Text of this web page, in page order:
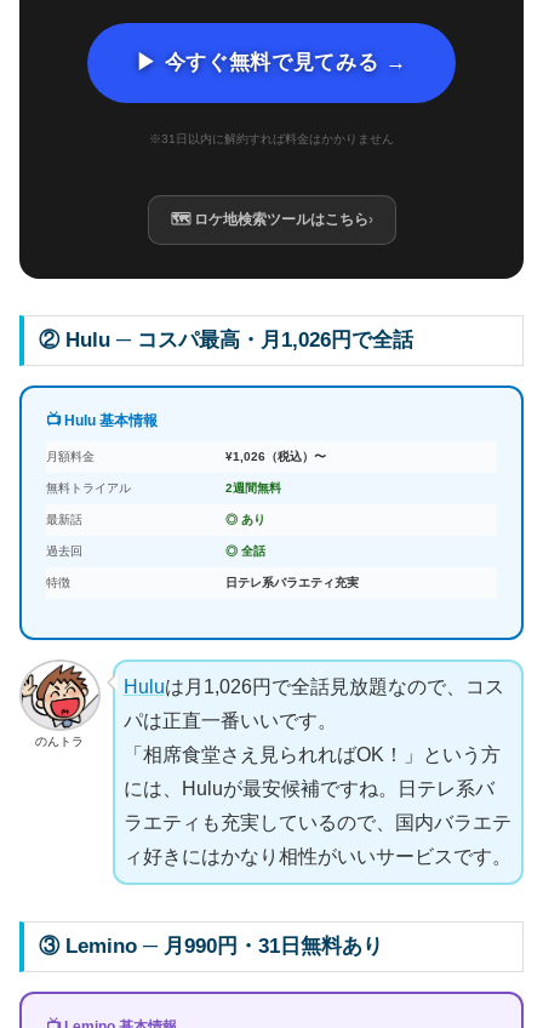
▶ 今すぐ無料で見てみる →
※31日以内に解約すれば料金はかかりません
🗺 ロケ地検索ツールはこちら›
② Hulu ─ コスパ最高・月1,026円で全話
📺 Hulu 基本情報
月額料金 ¥1,026（税込）〜
無料トライアル 2週間無料
最新話 ◎ あり
過去回 ◎ 全話
特徴 日テレ系バラエティ充実
のんトラ
Huluは月1,026円で全話見放題なので、コス
パは正直一番いいです。
「相席食堂さえ見られればOK！」という方
には、Huluが最安候補ですね。日テレ系バ
ラエティも充実しているので、国内バラエテ
ィ好きにはかなり相性がいいサービスです。
③ Lemino ─ 月990円・31日無料あり